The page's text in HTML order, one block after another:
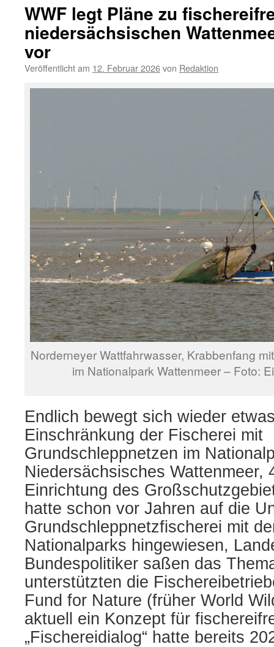
WWF legt Pläne zu
niedersächsischen
vor
Veröffentlicht am 12. Februar 2026von Redaktion
Norderneyer Wattfahrwasser, Krabbenfang
im Nationalpark Wattenmeer – Foto:
Endlich bewegt sich wieder
Einschränkung der Fischerei mit
Grundschleppnetzen im
Niedersächsisches Wattenmeer,
Einrichtung des
hatte schon vor Jahren auf die
Grundschleppnetzfischerei mit
Nationalparks hingewiesen,
Bundespolitiker saßen das
unterstützten die
Fund for Nature (früher World
aktuell ein Konzept für
„Fischereidialog“ hatte bereits